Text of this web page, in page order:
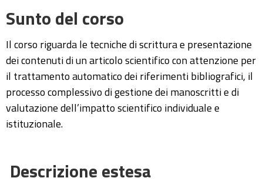
Sunto del corso
Il corso riguarda le tecniche di scrittura e presentazione
dei contenuti di un articolo scientifico con attenzione per
il trattamento automatico dei riferimenti bibliografici, il
processo complessivo di gestione dei manoscritti e di
valutazione dell’impatto scientifico individuale e
istituzionale.
Descrizione estesa